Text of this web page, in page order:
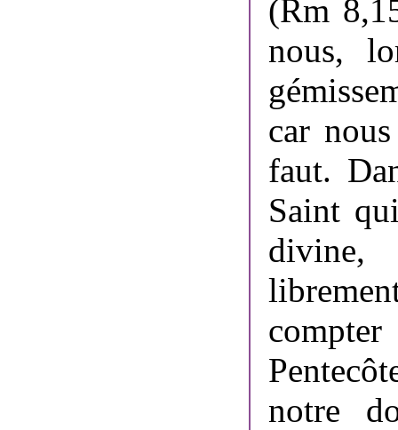
(Rm
nous,
car
faut.
Saint
divine,
notre